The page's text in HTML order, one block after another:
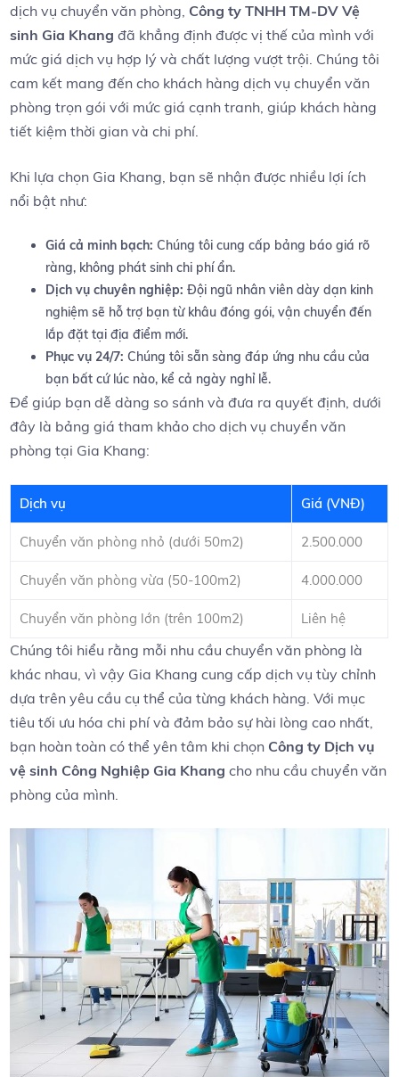
dịch vụ chuyển văn phòng, Công‌ ty TNHH TM-DV Vệ
sinh Gia Khang đã khẳng định được vị thế của⁣ mình với
mức giá dịch ‍vụ ⁤hợp lý và chất lượng vượt ⁣trội. Chúng tôi
cam kết mang đến cho khách hàng dịch vụ chuyển văn
phòng trọn gói với mức ​giá cạnh tranh, giúp khách​ hàng
tiết kiệm⁤ thời gian và chi ​phí.
Khi lựa chọn ‍Gia Khang, bạn sẽ ⁢nhận được nhiều ‌lợi ích
nổi bật ⁤như:
Giá cả minh ‌bạch: Chúng tôi cung cấp bảng báo ⁣giá rõ
ràng, không phát sinh‌ chi phí ẩn.
Dịch vụ chuyên nghiệp: Đội ngũ nhân viên dày dạn kinh
nghiệm ‍sẽ hỗ trợ bạn từ khâu⁢ đóng gói, vận chuyển đến
lắp đặt tại địa điểm mới.
Phục‌ vụ 24/7: Chúng tôi sẵn sàng đáp⁤ ứng nhu cầu ​của‌
bạn bất cứ ‍lúc nào, kể cả ngày nghỉ lễ.
Để giúp bạn dễ​ dàng so sánh và đưa ra quyết định, dưới
đây‍ là bảng giá tham khảo cho dịch‌ vụ ‍chuyển văn
phòng⁣ tại Gia Khang:
Dịch⁤ vụ Giá ‍(VNĐ)
Chuyển văn phòng nhỏ (dưới 50m2) 2.500.000
Chuyển văn phòng vừa (50-100m2) 4.000.000
Chuyển văn phòng lớn (trên 100m2) Liên hệ
Chúng ⁤tôi hiểu rằng mỗi⁤ nhu cầu chuyển văn ‌phòng là
khác nhau, ‍vì vậy Gia⁣ Khang cung cấp dịch vụ tùy chỉnh
dựa trên yêu cầu cụ thể của từng khách hàng. Với mục
tiêu tối ưu hóa chi phí và đảm bảo sự hài lòng cao nhất,
bạn hoàn ‌toàn⁢ có thể ‌yên tâm khi chọn Công ty Dịch vụ
vệ sinh Công Nghiệp Gia Khang cho⁢ nhu cầu⁢ chuyển văn
phòng‍ của mình.